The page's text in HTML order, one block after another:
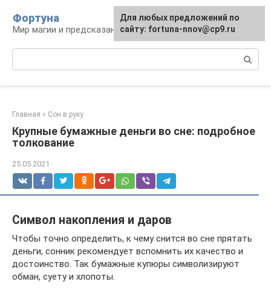
контенту
Фортуна
Мир магии и предсказаний
Главная » Сон в руку
Крупные бумажные деньги во сне: подробное
толкование
25.05.2021
Символ накопления и даров
Чтобы точно определить, к чему снится во сне прятать
деньги, сонник рекомендует вспомнить их качество и
достоинство. Так бумажные купюры символизируют
обман, суету и хлопоты.
Для любых предложений по
сайту: fortuna-nnov@cp9.ru